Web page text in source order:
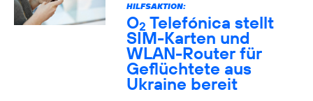
HILFSAKTION:
O2 Telefónica stellt
SIM-Karten und
WLAN-Router für
Geflüchtete aus
Ukraine bereit